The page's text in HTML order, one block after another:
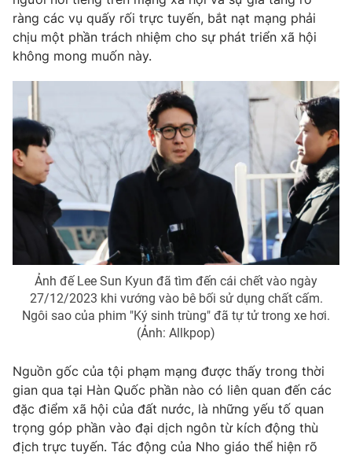
ràng các vụ quấy rối trực tuyến, bắt nạt mạng phải
chịu một phần trách nhiệm cho sự phát triển xã hội
không mong muốn này.
Ảnh đế Lee Sun Kyun đã tìm đến cái chết vào ngày
27/12/2023 khi vướng vào bê bối sử dụng chất cấm.
Ngôi sao của phim "Ký sinh trùng" đã tự tử trong xe hơi.
(Ảnh: Allkpop)
Nguồn gốc của tội phạm mạng được thấy trong thời
gian qua tại Hàn Quốc phần nào có liên quan đến các
đặc điểm xã hội của đất nước, là những yếu tố quan
trọng góp phần vào đại dịch ngôn từ kích động thù
địch trực tuyến. Tác động của Nho giáo thể hiện rõ